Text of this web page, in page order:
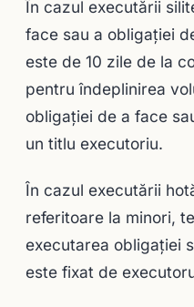
În cazul executării
face sau a obligaţiei
este de 10 zile de la
pentru îndeplinirea
obligaţiei de a face
un titlu executoriu.
În cazul executării
referitoare la minori,
executarea obligaţiei
este fixat de